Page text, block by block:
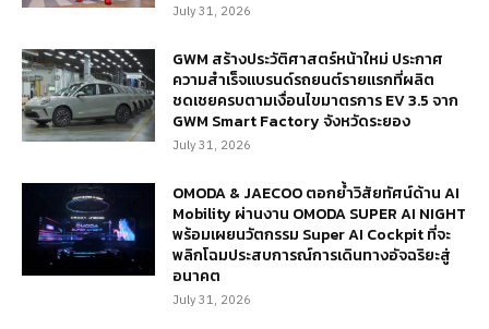
July 31, 2026
GWM สร้างประวัติศาสตร์หน้าใหม่ ประกาศ
ความสำเร็จแบรนด์รถยนต์รายแรกที่ผลิต
ชดเชยครบตามเงื่อนไขมาตรการ EV 3.5 จาก
GWM Smart Factory จังหวัดระยอง
July 31, 2026
OMODA & JAECOO ตอกย้ำวิสัยทัศน์ด้าน AI
Mobility ผ่านงาน OMODA SUPER AI NIGHT
พร้อมเผยนวัตกรรม Super AI Cockpit ที่จะ
พลิกโฉมประสบการณ์การเดินทางอัจฉริยะสู่
อนาคต
July 31, 2026